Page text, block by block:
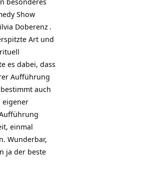
Show
Doberenz .
Art und
es dabei, dass
Aufführung
auch
eigener
einmal
Wunderbar,
ja der beste